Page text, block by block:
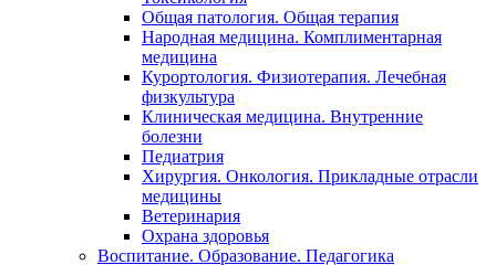
Общая патология. Общая терапия
Народная медицина. Комплиментарная
медицина
Курортология. Физиотерапия. Лечебная
физкультура
Клиническая медицина. Внутренние
болезни
Педиатрия
Хирургия. Онкология. Прикладные отрасли
медицины
Ветеринария
Охрана здоровья
Воспитание. Образование. Педагогика